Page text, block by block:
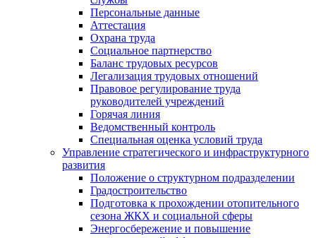
Персональные данные
Аттестация
Охрана труда
Социальное партнерство
Баланс трудовых ресурсов
Легализация трудовых отношений
Правовое регулирование труда
руководителей учреждений
Горячая линия
Ведомственный контроль
Специальная оценка условий труда
Управление стратегического и инфраструктурного
развития
Положение о структурном подразделении
Градостроительство
Подготовка к прохождении отопительного
сезона ЖКХ и социальной сферы
Энергосбережение и повышение